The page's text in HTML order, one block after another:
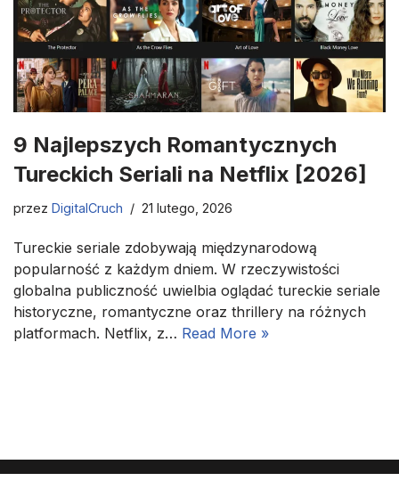
9 Najlepszych Romantycznych
Tureckich Seriali na Netflix [2026]
przez DigitalCruch 21 lutego, 2026
Tureckie seriale zdobywają międzynarodową
popularność z każdym dniem. W rzeczywistości
globalna publiczność uwielbia oglądać tureckie seriale
historyczne, romantyczne oraz thrillery na różnych
platformach. Netflix, z… Read More »